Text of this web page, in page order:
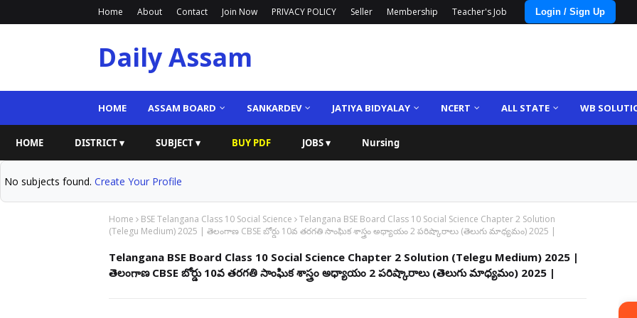
Home About Contact Join Now PRIVACY POLICY Seller Membership Teacher's Job Login / Sign Up
Daily Assam
HOME ASSAM BOARD SANKARDEV JATIYA BIDYALAY NCERT ALL STATE WB
HOME DISTRICT ▾ SUBJECT ▾ BUY PDF JOBS ▾ Nursing
No subjects found. Create Your Profile
Home BSE Telangana Class 10 Social Science
Telangana BSE Board Class 10 Social Science Chapter 2 Solution
(Telegu Medium) 2025 | తెలంగాణ CBSE బోర్డు 10వ తరగతి సాంఘిక శాస్త్రం అధ్యాయం 2 పరిష్కారాలు (తెలుగు మాధ్యమం) 2025 |
Telangana BSE Board Class 10 Social Science Chapter 2 Solution (Telegu Medium) 2025 |
తెలంగాణ CBSE బోర్డు 10వ తరగతి సాంఘిక శాస్త్రం అధ్యాయం 2 పరిష్కారాలు (తెలుగు మాధ్యమం) 2025 |